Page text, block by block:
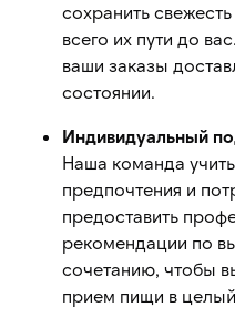
сохранить
всего их пути до
ваши заказы
состоянии.
Индивидуальный
Наша команда
предпочтения и
предоставить
рекомендации по
сочетанию, чтобы
прием пищи в